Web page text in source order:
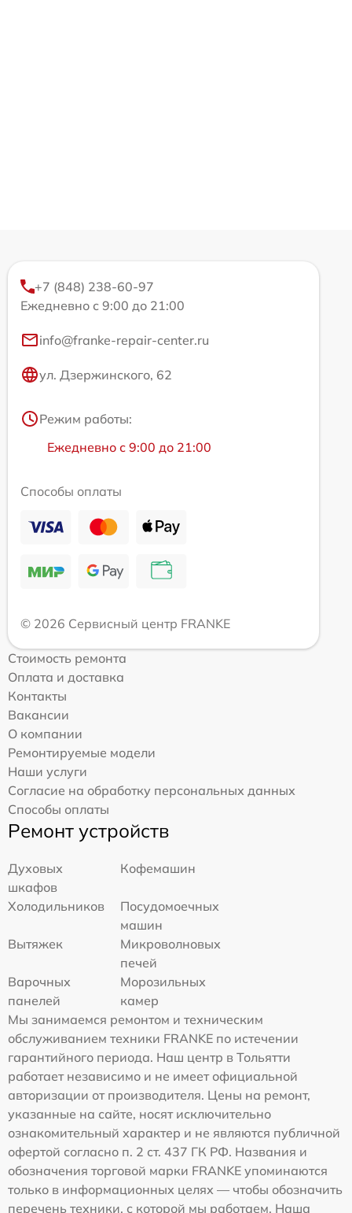
+7 (848) 238-60-97
Ежедневно с 9:00 до 21:00
info@franke-repair-center.ru
ул. Дзержинского, 62
Режим работы:
Ежедневно с 9:00 до 21:00
Способы оплаты
© 2026 Сервисный центр FRANKE
Стоимость ремонта
Оплата и доставка
Контакты
Вакансии
О компании
Ремонтируемые модели
Наши услуги
Согласие на обработку персональных данных
Способы оплаты
Ремонт устройств
Духовых
шкафов
Кофемашин
Холодильников
Посудомоечных
машин
Вытяжек
Микроволновых
печей
Варочных
панелей
Морозильных
камер
Мы занимаемся ремонтом и техническим
обслуживанием техники FRANKE по истечении
гарантийного периода. Наш центр в Тольятти
работает независимо и не имеет официальной
авторизации от производителя. Цены на ремонт,
указанные на сайте, носят исключительно
ознакомительный характер и не являются публичной
офертой согласно п. 2 ст. 437 ГК РФ. Названия и
обозначения торговой марки FRANKE упоминаются
только в информационных целях — чтобы обозначить
перечень техники, с которой мы работаем. Наша